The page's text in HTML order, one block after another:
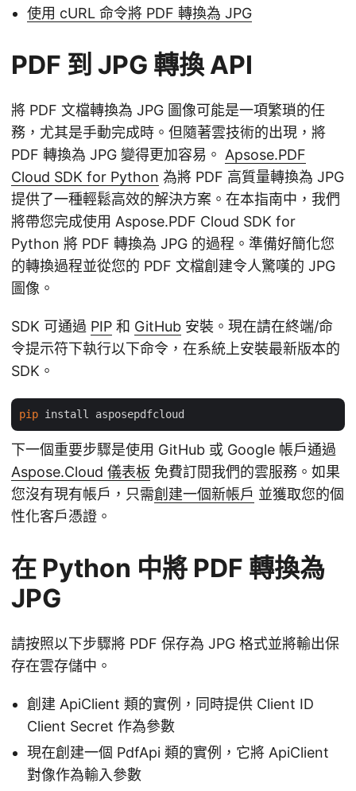
使用 cURL 命令將 PDF 轉換為 JPG
PDF 到 JPG 轉換 API
將 PDF 文檔轉換為 JPG 圖像可能是一項繁瑣的任
務，尤其是手動完成時。但隨著雲技術的出現，將
PDF 轉換為 JPG 變得更加容易。 Apsose.PDF
Cloud SDK for Python 為將 PDF 高質量轉換為 JPG
提供了一種輕鬆高效的解決方案。在本指南中，我們
將帶您完成使用 Aspose.PDF Cloud SDK for
Python 將 PDF 轉換為 JPG 的過程。準備好簡化您
的轉換過程並從您的 PDF 文檔創建令人驚嘆的 JPG
圖像。
SDK 可通過 PIP 和 GitHub 安裝。現在請在終端/命
令提示符下執行以下命令，在系統上安裝最新版本的
SDK。
pip
下一個重要步驟是使用 GitHub 或 Google 帳戶通過
Aspose.Cloud 儀表板 免費訂閱我們的雲服務。如果
您沒有現有帳戶，只需創建一個新帳戶 並獲取您的個
性化客戶憑證。
在 Python 中將 PDF 轉換為
JPG
請按照以下步驟將 PDF 保存為 JPG 格式並將輸出保
存在雲存儲中。
創建 ApiClient 類的實例，同時提供 Client ID
Client Secret 作為參數
現在創建一個 PdfApi 類的實例，它將 ApiClient
對像作為輸入參數